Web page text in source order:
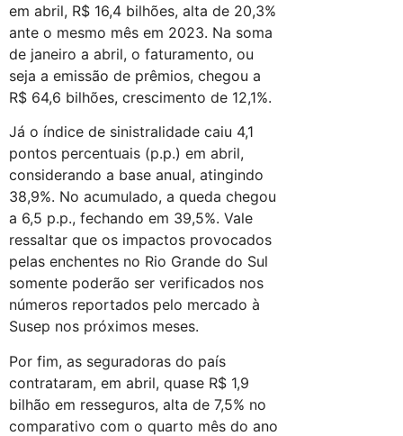
em abril, R$ 16,4 bilhões, alta de 20,3%
ante o mesmo mês em 2023. Na soma
de janeiro a abril, o faturamento, ou
seja a emissão de prêmios, chegou a
R$ 64,6 bilhões, crescimento de 12,1%.
Já o índice de sinistralidade caiu 4,1
pontos percentuais (p.p.) em abril,
considerando a base anual, atingindo
38,9%. No acumulado, a queda chegou
a 6,5 p.p., fechando em 39,5%. Vale
ressaltar que os impactos provocados
pelas enchentes no Rio Grande do Sul
somente poderão ser verificados nos
números reportados pelo mercado à
Susep nos próximos meses.
Por fim, as seguradoras do país
contrataram, em abril, quase R$ 1,9
bilhão em resseguros, alta de 7,5% no
comparativo com o quarto mês do ano